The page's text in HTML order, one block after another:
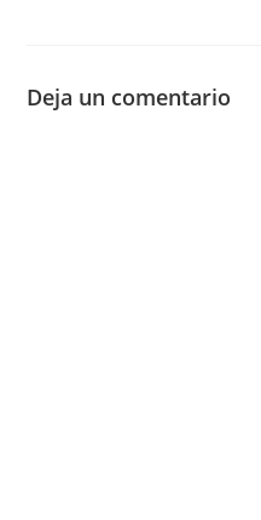
Deja un comentario